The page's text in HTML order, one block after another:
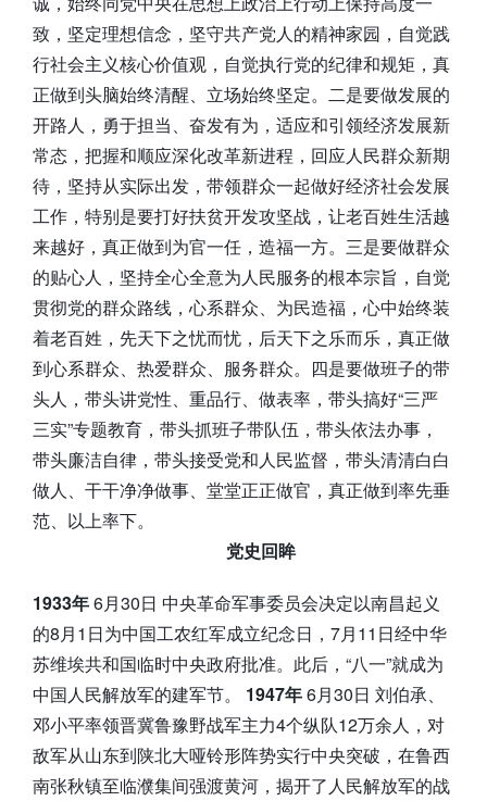
致，坚定理想信念，坚守共产党人的精神家园，自觉践
行社会主义核心价值观，自觉执行党的纪律和规矩，真
正做到头脑始终清醒、立场始终坚定。二是要做发展的
开路人，勇于担当、奋发有为，适应和引领经济发展新
常态，把握和顺应深化改革新进程，回应人民群众新期
待，坚持从实际出发，带领群众一起做好经济社会发展
工作，特别是要打好扶贫开发攻坚战，让老百姓生活越
来越好，真正做到为官一任，造福一方。三是要做群众
的贴心人，坚持全心全意为人民服务的根本宗旨，自觉
贯彻党的群众路线，心系群众、为民造福，心中始终装
着老百姓，先天下之忧而忧，后天下之乐而乐，真正做
到心系群众、热爱群众、服务群众。四是要做班子的带
头人，带头讲党性、重品行、做表率，带头搞好“三严
三实”专题教育，带头抓班子带队伍，带头依法办事，
带头廉洁自律，带头接受党和人民监督，带头清清白白
做人、干干净净做事、堂堂正正做官，真正做到率先垂
范、以上率下。
党史回眸
1933年6月30日 中央革命军事委员会决定以南昌起义
的8月1日为中国工农红军成立纪念日，7月11日经中华
苏维埃共和国临时中央政府批准。此后，“八一”就成为
中国人民解放军的建军节。 1947年6月30日 刘伯承、
邓小平率领晋冀鲁豫野战军主力4个纵队12万余人，对
敌军从山东到陕北大哑铃形阵势实行中央突破，在鲁西
南张秋镇至临濮集间强渡黄河，揭开了人民解放军的战